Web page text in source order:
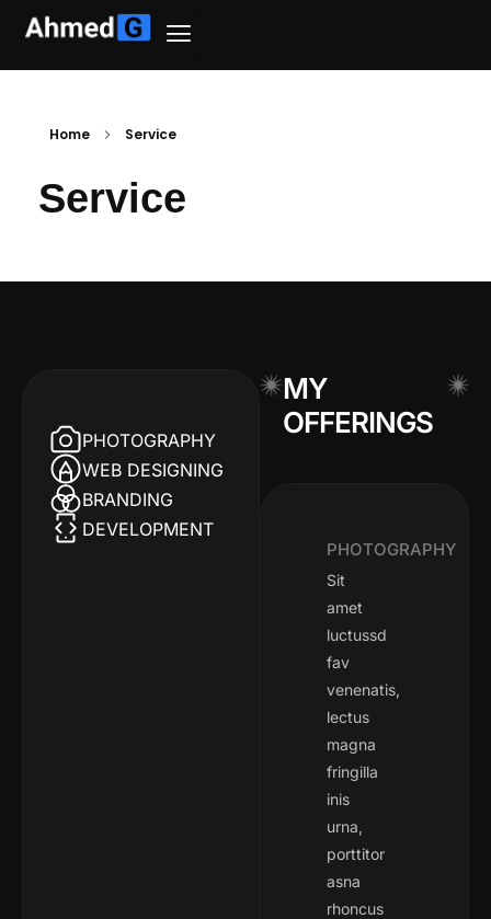
Home Service
Service
PHOTOGRAPHY
WEB DESIGNING
BRANDING
DEVELOPMENT
MY
OFFERINGS
PHOTOGRAPHY
Sit
amet
luctussd
fav
venenatis,
lectus
magna
fringilla
inis
urna,
porttitor
asna
rhoncus